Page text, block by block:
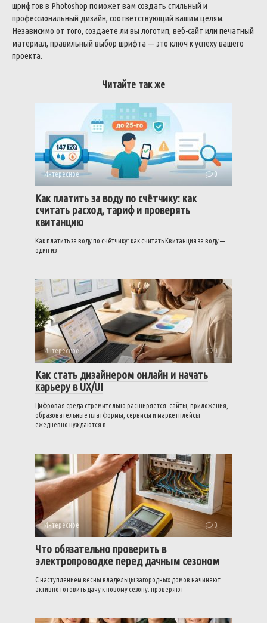
шрифтов в Photoshop поможет вам создать стильный и
профессиональный дизайн, соответствующий вашим целям.
Независимо от того, создаете ли вы логотип, веб-сайт или печатный
материал, правильный выбор шрифта — это ключ к успеху вашего
проекта.
Читайте так же
Интересное 0
Как платить за воду по счётчику: как
считать расход, тариф и проверять
квитанцию
Как платить за воду по счётчику: как считать Квитанция за воду —
один из
Интересное 0
Как стать дизайнером онлайн и начать
карьеру в UX/UI
Цифровая среда стремительно расширяется: сайты, приложения,
образовательные платформы, сервисы и маркетплейсы
ежедневно нуждаются в
Интересное 0
Что обязательно проверить в
электропроводке перед дачным сезоном
С наступлением весны владельцы загородных домов начинают
активно готовить дачу к новому сезону: проверяют